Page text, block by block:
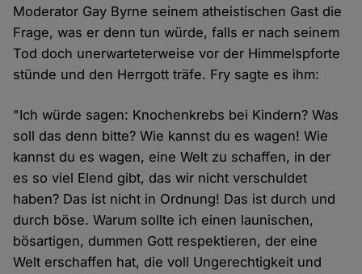
Moderator Gay Byrne seinem atheistischen Gast die
Frage, was er denn tun würde, falls er nach seinem
Tod doch unerwarteterweise vor der Himmelspforte
stünde und den Herrgott träfe. Fry sagte es ihm:
"Ich würde sagen: Knochenkrebs bei Kindern? Was
soll das denn bitte? Wie kannst du es wagen! Wie
kannst du es wagen, eine Welt zu schaffen, in der
es so viel Elend gibt, das wir nicht verschuldet
haben? Das ist nicht in Ordnung! Das ist durch und
durch böse. Warum sollte ich einen launischen,
bösartigen, dummen Gott respektieren, der eine
Welt erschaffen hat, die voll Ungerechtigkeit und